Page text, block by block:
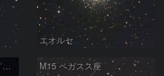
エオルセ
夜空は宝石箱(ペガスス座 M15) Seestar50 M15 ペガスス座